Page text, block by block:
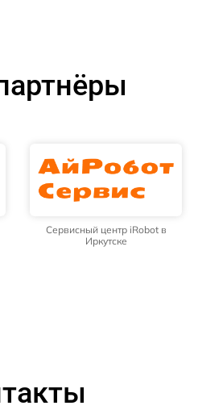
Сервисный центр iRobot в
Иркутске